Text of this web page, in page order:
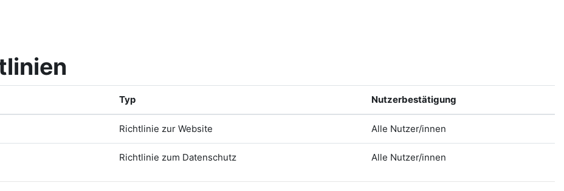
Typ Nutzerbestätigung
Richtlinie zur Website Alle Nutzer/innen
Richtlinie zum Datenschutz Alle Nutzer/innen